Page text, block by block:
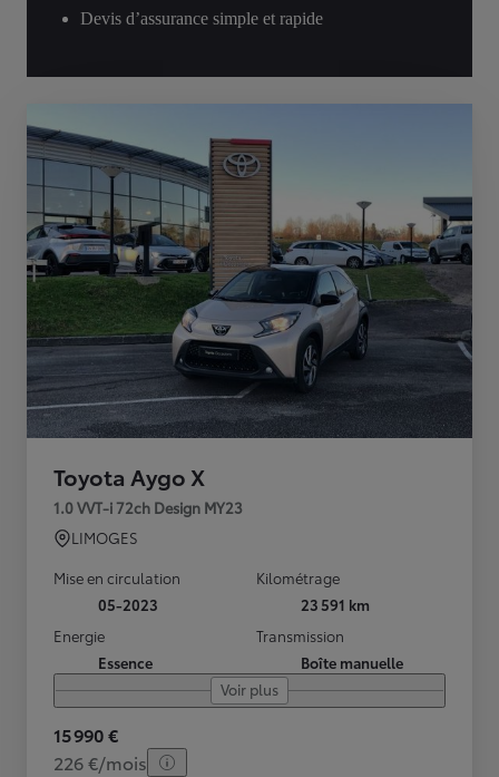
Devis d’assurance simple et rapide
Toyota Aygo X
1.0 VVT-i 72ch Design MY23
LIMOGES
Mise en circulation
05-2023
Kilométrage
23 591 km
Energie
Essence
Transmission
Boîte manuelle
Voir plus
15 990 €
226 €/mois